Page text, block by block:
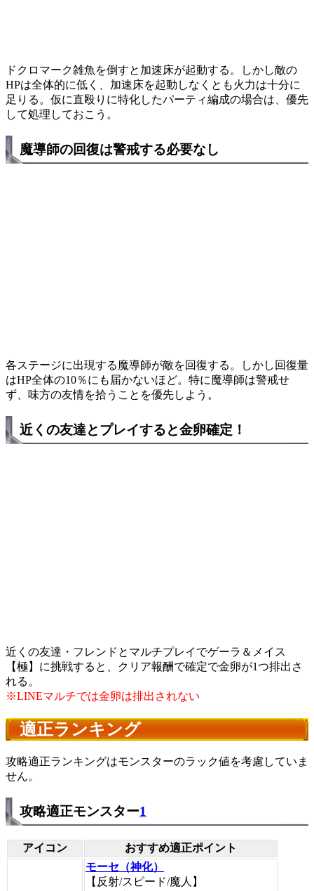
ドクロマーク雑魚を倒すと加速床が起動する。しかし敵の
HPは全体的に低く、加速床を起動しなくとも火力は十分に
足りる。仮に直殴りに特化したパーティ編成の場合は、優先
して処理しておこう。
魔導師の回復は警戒する必要なし
各ステージに出現する魔導師が敵を回復する。しかし回復量
はHP全体の10％にも届かないほど。特に魔導師は警戒せ
ず、味方の友情を拾うことを優先しよう。
近くの友達とプレイすると金卵確定！
近くの友達・フレンドとマルチプレイでゲーラ＆メイス
【極】に挑戦すると、クリア報酬で確定で金卵が1つ排出さ
れる。
※LINEマルチでは金卵は排出されない
適正ランキング
攻略適正ランキングはモンスターのラック値を考慮していま
せん。
攻略適正モンスター1
アイコン
おすすめ適正ポイント
モーセ（神化）
【反射/スピード/魔人】